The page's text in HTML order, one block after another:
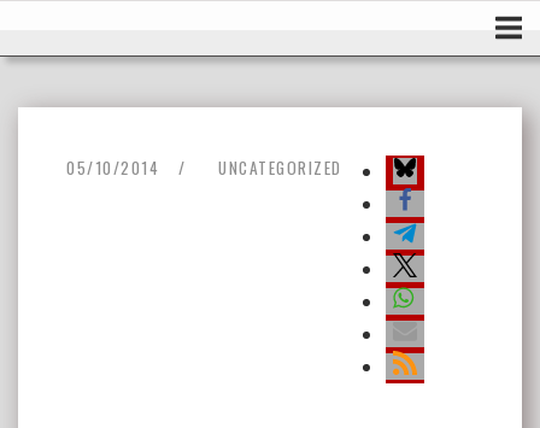
05/10/2014 UNCATEGORIZED